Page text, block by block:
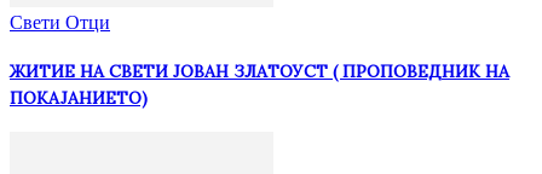
Свети Отци
ЖИТИЕ НА СВЕТИ ЈОВАН ЗЛАТОУСТ ( ПРОПОВЕДНИК НА
ПОКАЈАНИЕТО)